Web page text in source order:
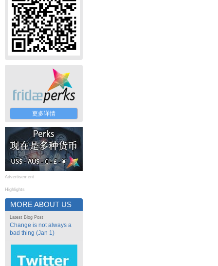
更多详情
Advertisement
Highlights
MORE ABOUT US
Latest Blog Post
Change is not always a
bad thing (Jan 1)